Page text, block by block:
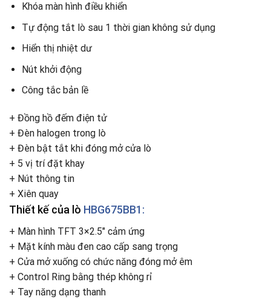
Khóa màn hình điều khiển
Tự động tắt lò sau 1 thời gian không sử dụng
Hiển thị nhiệt dư
Nút khởi động
Công tắc bản lề
+ Đồng hồ đếm điện tử
+ Đèn halogen trong lò
+ Đèn bật tắt khi đóng mở cửa lò
+ 5 vị trí đặt khay
+ Nút thông tin
+ Xiên quay
Thiết kế của lò HBG675BB1:
+ Màn hình TFT 3×2.5″ cảm ứng
+ Mặt kính màu đen cao cấp sang trọng
+ Cửa mở xuống có chức năng đóng mở êm
+ Control Ring bằng thép không rỉ
+ Tay năng dạng thanh